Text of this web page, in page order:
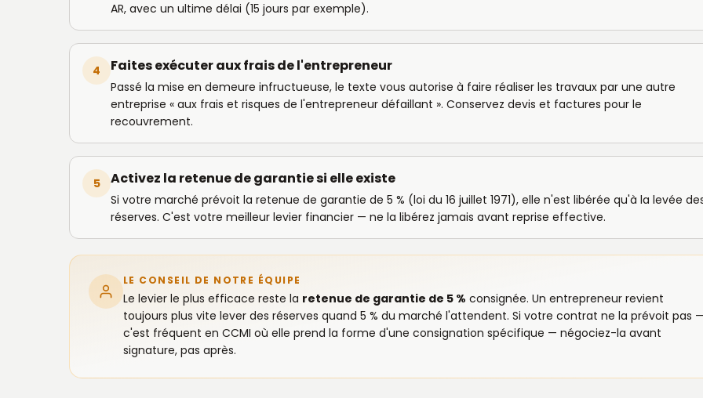
AR, avec un ultime délai (15 jours par exemple).
4 Faites exécuter aux frais de l'entrepreneur
Passé la mise en demeure infructueuse, le texte vous autorise à faire réaliser les travaux par une autre
entreprise « aux frais et risques de l'entrepreneur défaillant ». Conservez devis et factures pour le
recouvrement.
5 Activez la retenue de garantie si elle existe
Si votre marché prévoit la retenue de garantie de 5 % (loi du 16 juillet 1971), elle n'est libérée qu'à la levée
réserves. C'est votre meilleur levier financier — ne la libérez jamais avant reprise effective.
LE CONSEIL DE NOTRE ÉQUIPE
Le levier le plus efficace reste la retenue de garantie de 5 % consignée. Un entrepreneur revient
toujours plus vite lever des réserves quand 5 % du marché l'attendent. Si votre contrat ne la prévoit pas
c'est fréquent en CCMI où elle prend la forme d'une consignation spécifique — négociez-la avant
signature, pas après.